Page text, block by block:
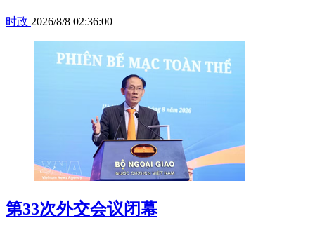
时政 2026/8/8 02:36:00
第33次外交会议闭幕